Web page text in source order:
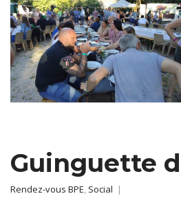
Guinguette
Rendez-vous BPE, Social |